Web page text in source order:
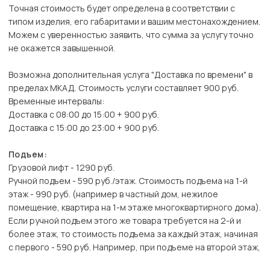
Точная стоимость будет определена в соответствии с
типом изделия, его габаритами и вашим местонахождением.
Можем с уверенностью заявить, что сумма за услугу точно
не окажется завышенной.
Возможна дополнительная услуга "Доставка по времени" в
пределах МКАД. Стоимость услуги составляет 900 руб.
Временные интервалы:
Доставка с 08:00 до 15:00 + 900 руб.
Доставка с 15:00 до 23:00 + 900 руб.
Подъем:
Грузовой лифт - 1290 руб.
Ручной подъем - 590 руб./этаж. Стоимость подъема на 1-й
этаж - 990 руб. (например в частный дом, нежилое
помещение, квартира на 1-м этаже многоквартирного дома).
Если ручной подъем этого же товара требуется на 2-й и
более этаж, то стоимость подъема за каждый этаж, начиная
с первого - 590 руб. Например, при подъеме на второй этаж,